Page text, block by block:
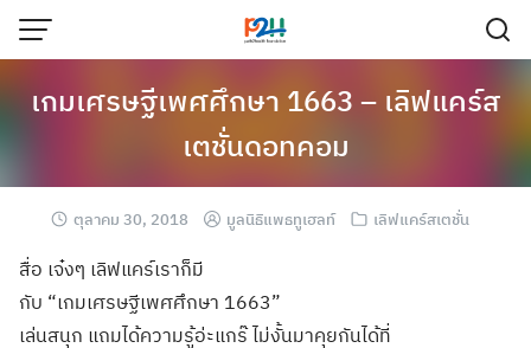
เกมเศรษฐีเพศศึกษา 1663 – เลิฟแคร์ส
เตชั่นดอทคอม
ตุลาคม 30, 2018 มูลนิธิแพธทูเฮลท์ เลิฟแคร์สเตชั่น
สื่อ เจ๋งๆ เลิฟแคร์เราก็มี
กับ “เกมเศรษฐีเพศศึกษา 1663”
เล่นสนุก แถมได้ความรู้อ่ะแกร๊ ไม่งั้นมาคุยกันได้ที่